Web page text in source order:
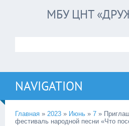
МБУ ЦНТ
NAVIGATION
Главная » 2023 » Июнь » 7 »
фестиваль народной песни «Что